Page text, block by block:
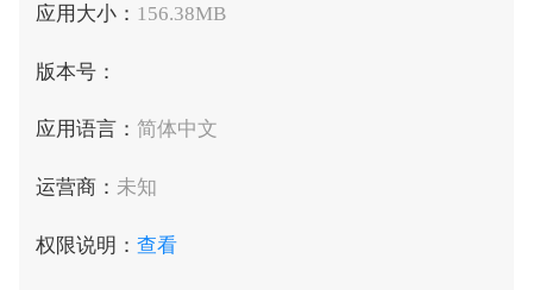
应用大小： 156.38MB
版本号：
应用语言： 简体中文
运营商： 未知
权限说明： 查看